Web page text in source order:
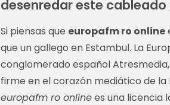
desenredar este
Si piensas que europafm ro online
que un gallego en Estambul. La
conglomerado español
firme en el corazón mediático de la
europafm ro onlinees una licencia